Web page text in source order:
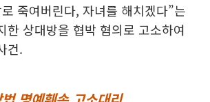
죽여버린다, 자녀를 해치겠다”는
한 상대방을 협박 혐의로 고소하여
건.